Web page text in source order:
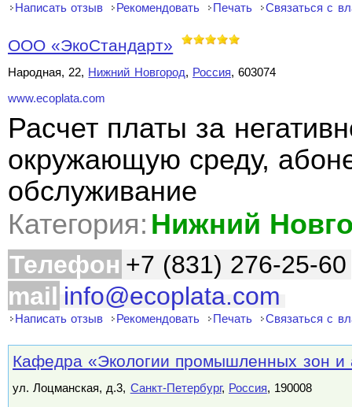
Написать отзыв Рекомендовать Печать Связаться с
ООО «ЭкоСтандарт»
Народная, 22, Нижний Новгород, Россия, 603074
www.ecoplata.com
Расчет платы за
окружающую среду,
обслуживание
Категория: Нижний
Телефон +7 (831) 276-25-60
mail info@ecoplata.com
Написать отзыв Рекомендовать Печать Связаться с
Кафедра «Экологии промышленных зон
ул. Лоцманская, д.3, Санкт-Петербург, Россия, 190008